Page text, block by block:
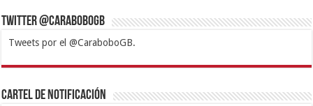
Twitter @CaraboboGB
Tweets por el @CaraboboGB.
1xbetBetturkeyBetistKralbetSupertotobetTipobetMatadorbetMariobet
https://mvbcasino.com/
Cartel de Notificación